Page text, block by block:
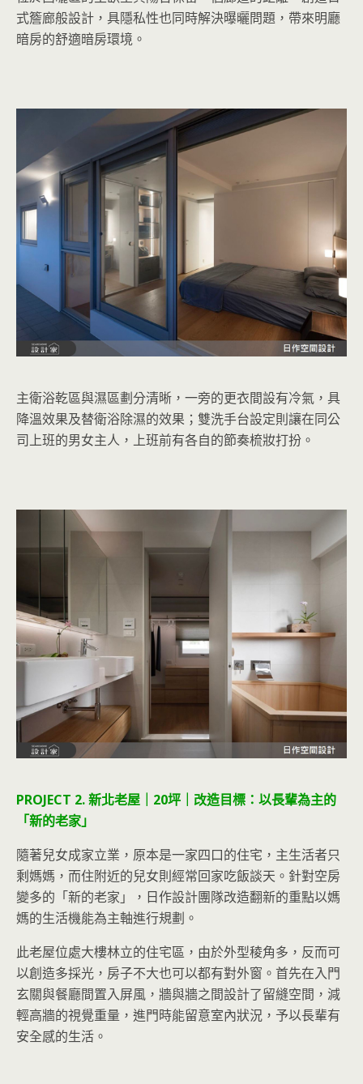
式簷廊般設計，具隱私性也同時解決曝曬問題，帶來明廳
暗房的舒適暗房環境。
主衛浴乾區與濕區劃分清晰，一旁的更衣間設有冷氣，具
降溫效果及替衛浴除濕的效果；雙洗手台設定則讓在同公
司上班的男女主人，上班前有各自的節奏梳妝打扮。
PROJECT 2. 新北老屋｜20坪｜改造目標：以長輩為主的
「新的老家」
隨著兒女成家立業，原本是一家四口的住宅，主生活者只
剩媽媽，而住附近的兒女則經常回家吃飯談天。針對空房
變多的「新的老家」，日作設計團隊改造翻新的重點以媽
媽的生活機能為主軸進行規劃。
此老屋位處大樓林立的住宅區，由於外型稜角多，反而可
以創造多採光，房子不大也可以都有對外窗。首先在入門
玄關與餐廳間置入屏風，牆與牆之間設計了留縫空間，減
輕高牆的視覺重量，進門時能留意室內狀況，予以長輩有
安全感的生活。